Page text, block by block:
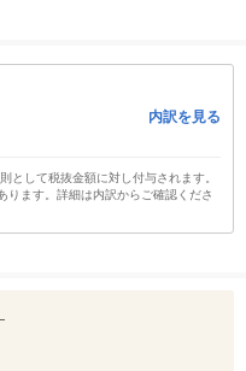
内訳を見る
として税抜金額に対し付与されます。
ります。詳細は内訳からご確認くださ